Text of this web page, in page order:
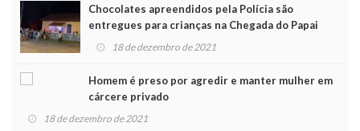
Chocolates apreendidos pela Polícia são
entregues para crianças na Chegada do Papai
Noel
18 de dezembro de 2021
Homem é preso por agredir e manter mulher em
cárcere privado
18 de dezembro de 2021